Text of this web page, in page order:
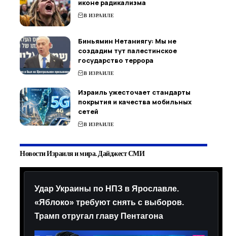
иконе радикализма
В ИЗРАИЛЕ
Биньямин Нетаниягу: Мы не
создадим тут палестинское
государство террора
В ИЗРАИЛЕ
Израиль ужесточает стандарты
покрытия и качества мобильных
сетей
В ИЗРАИЛЕ
Новости Израиля и мира. Дайджест СМИ